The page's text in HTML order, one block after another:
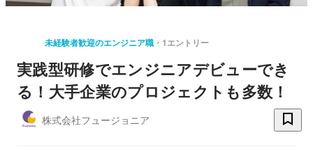
未経験者歓迎のエンジニア職 1エントリー
実践型研修でエンジニアデビューでき
る！大手企業のプロジェクトも多数！
株式会社フュージョニア